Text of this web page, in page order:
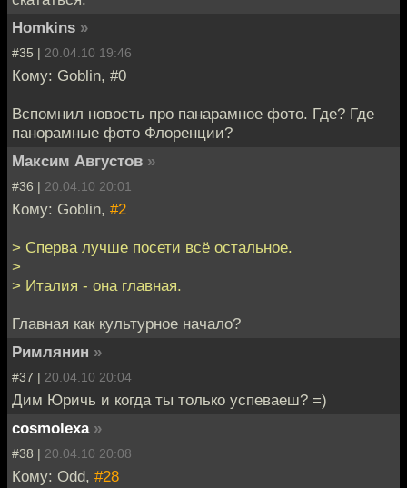
Homkins »
#35 | 20.04.10 19:46
Кому: Goblin, #0
Вспомнил новость про панарамное фото. Где? Где
панорамные фото Флоренции?
Максим Августов »
#36 | 20.04.10 20:01
Кому: Goblin, #2
> Сперва лучше посети всё остальное.
>
> Италия - она главная.
Главная как культурное начало?
Римлянин »
#37 | 20.04.10 20:04
Дим Юричь и когда ты только успеваеш? =)
cosmolexa »
#38 | 20.04.10 20:08
Кому: Odd, #28